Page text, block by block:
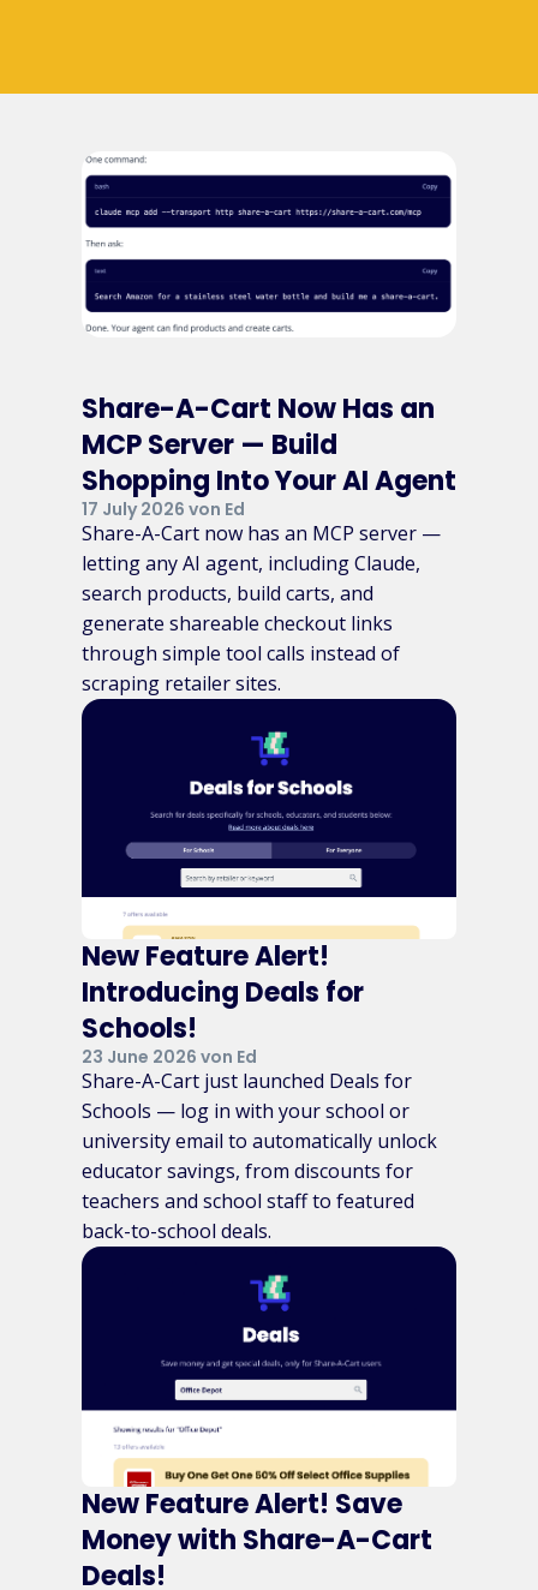
Share-A-Cart Now Has an
MCP Server — Build
Shopping Into Your AI Agent
17 July 2026 von Ed
Share-A-Cart now has an MCP server —
letting any AI agent, including Claude,
search products, build carts, and
generate shareable checkout links
through simple tool calls instead of
scraping retailer sites.
New Feature Alert!
Introducing Deals for
Schools!
23 June 2026 von Ed
Share-A-Cart just launched Deals for
Schools — log in with your school or
university email to automatically unlock
educator savings, from discounts for
teachers and school staff to featured
back-to-school deals.
New Feature Alert! Save
Money with Share-A-Cart
Deals!